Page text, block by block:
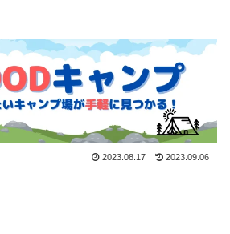
2023.08.17 2023.09.06